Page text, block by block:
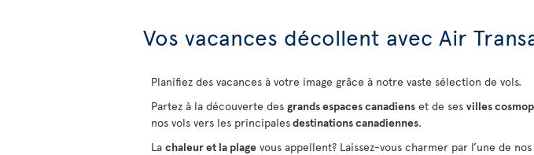
Vos vacances décollent avec Air
Planifiez des vacances à votre image grâce à notre vaste sélection de vols.
Partez à la découverte des grands espaces canadiens et de ses villes
nos vols vers les principalesdestinations canadiennes.
La chaleur et la plage vous appellent? Laissez-vous charmer par l’une de nos